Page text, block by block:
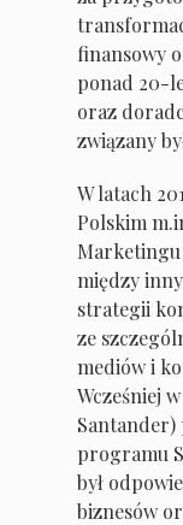
finansowy
ponad 20-
oraz
związany
W latach
Polskim
Marketingu
między
strategii
ze
mediów i
Wcześniej
Santander)
programu
był
biznesów